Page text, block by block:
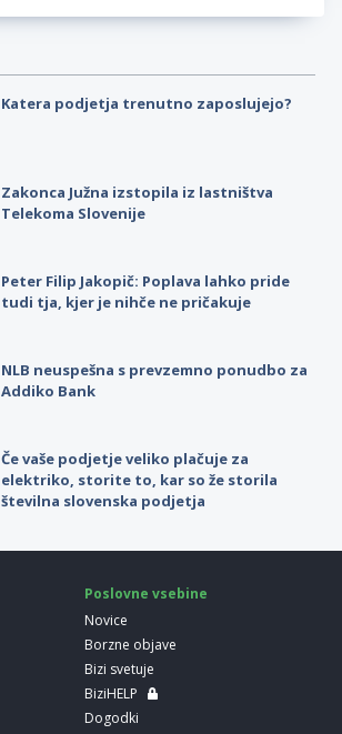
Katera podjetja trenutno zaposlujejo?
Zakonca Južna izstopila iz lastništva
Telekoma Slovenije
Peter Filip Jakopič: Poplava lahko pride
tudi tja, kjer je nihče ne pričakuje
NLB neuspešna s prevzemno ponudbo za
Addiko Bank
Če vaše podjetje veliko plačuje za
elektriko, storite to, kar so že storila
številna slovenska podjetja
Poslovne vsebine
Novice
Borzne objave
Bizi svetuje
BiziHELP
Dogodki